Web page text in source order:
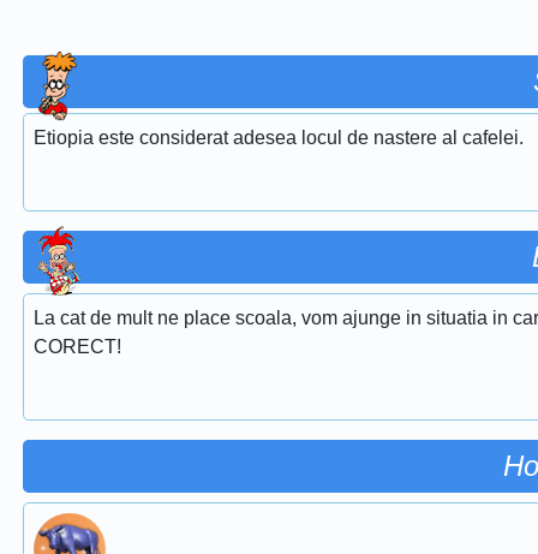
Etiopia este considerat adesea locul de nastere al cafelei.
La cat de mult ne place scoala, vom ajunge in situatia in
CORECT!